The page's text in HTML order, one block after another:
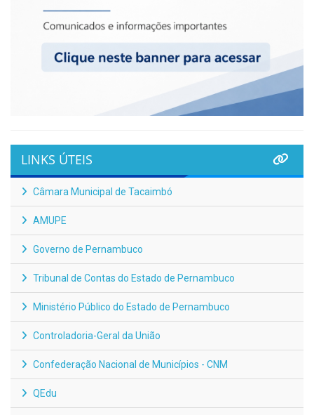
LINKS ÚTEIS
Câmara Municipal de Tacaimbó
AMUPE
Governo de Pernambuco
Tribunal de Contas do Estado de Pernambuco
Ministério Público do Estado de Pernambuco
Controladoria-Geral da União
Confederação Nacional de Municípios - CNM
QEdu